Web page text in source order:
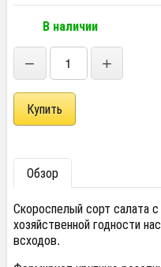
В наличии
− +
Обзор
Скороспелый сорт салата
хозяйственной годности
всходов.